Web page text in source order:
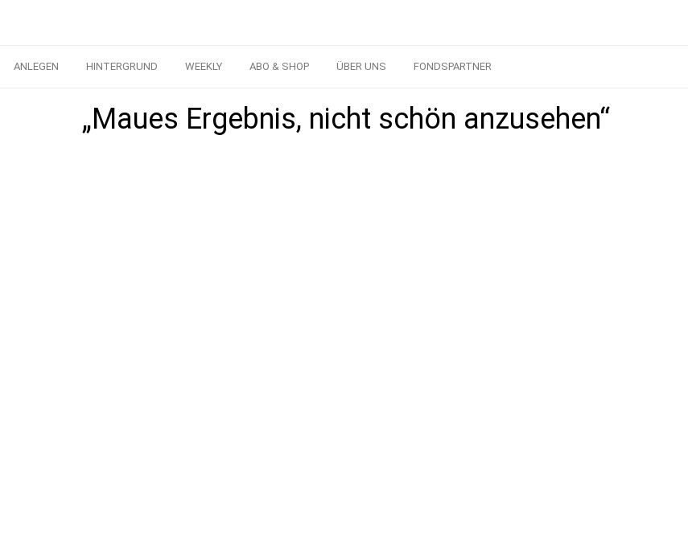
ANLEGEN HINTERGRUND WEEKLY ABO & SHOP ÜBER UNS FONDSPARTNER
„Maues Ergebnis, nicht schön anzusehen“